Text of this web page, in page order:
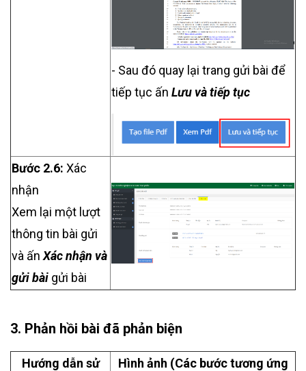
- Sau đó quay lại trang gửi bài để
tiếp tục ấn Lưu và tiếp tục
Bước 2.6: Xác
nhận
Xem lại một lượt
thông tin bài gửi
và ấn Xác nhận và
gửi bài gửi bài
3. Phản hồi bài đã phản biện
Hướng dẫn sử
Hình ảnh (Các bước tương ứng